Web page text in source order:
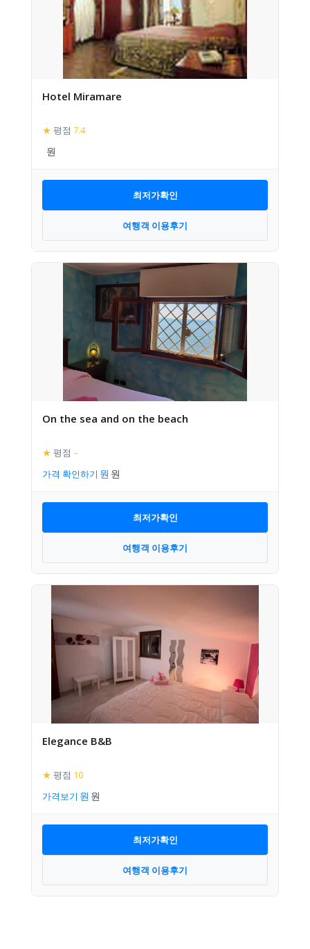
Hotel Miramare
★ 평점 7.4
최저가확인
여행객 이용후기
On the sea and on the beach
★ 평점 –
가격 확인하기
최저가확인
여행객 이용후기
Elegance B&B
★ 평점 10
가격보기
최저가확인
여행객 이용후기